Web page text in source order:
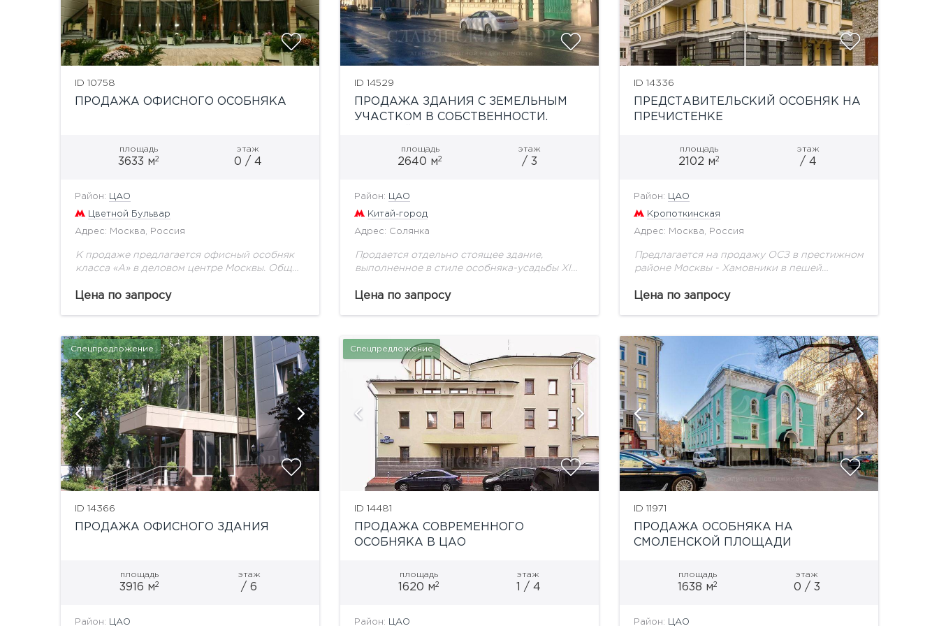
ID 10758
ПРОДАЖА ОФИСНОГО ОСОБНЯКА
площадь
3633 м2
этаж
0 / 4
Район: ЦАО
Цветной Бульвар
Адрес: Москва, Россия
К продаже предлагается офисный особняк
класса «А» в деловом центре Москвы. Общая
площадь составляет 3 189,4 кв.м. и включает
Цена по запросу
ID 14529
ПРОДАЖА ЗДАНИЯ С ЗЕМЕЛЬНЫМ
УЧАСТКОМ В СОБСТВЕННОСТИ.
площадь
2640 м2
этаж
/ 3
Район: ЦАО
Китай-город
Адрес: Солянка
Продается отдельно стоящее здание,
выполненное в стиле особняка-усадьбы XIX
минутах ходьбы от станций метро Китай-
Цена по запросу
ID 14336
ПРЕДСТАВИТЕЛЬСКИЙ ОСОБНЯК НА
ПРЕЧИСТЕНКЕ
площадь
2102 м2
этаж
/ 4
Район: ЦАО
Кропоткинская
Адрес: Москва, Россия
Предлагается на продажу ОСЗ в престижном
районе Москвы - Хамовники в пешей
"Смоленская". Здание не является
Цена по запросу
Спецпредложение
ID 14366
ПРОДАЖА ОФИСНОГО ЗДАНИЯ
площадь
3916 м2
этаж
/ 6
Район: ЦАО
показать ещё 12 фотографий
Спецпредложение
ID 14481
ПРОДАЖА СОВРЕМЕННОГО
ОСОБНЯКА В ЦАО
площадь
1620 м2
этаж
1 / 4
Район: ЦАО
показать ещё 13 фотографий
ID 11971
ПРОДАЖА ОСОБНЯКА НА
СМОЛЕНСКОЙ ПЛОЩАДИ
площадь
1638 м2
этаж
0 / 3
Район: ЦАО